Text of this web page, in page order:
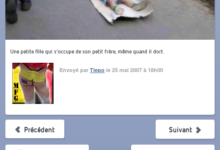
Une petite fille qui s'occupe de son petit frère, même quand il dort.
Envoyé parTiepo le 25 mai 2007 à 18h00
Précédent Suivant